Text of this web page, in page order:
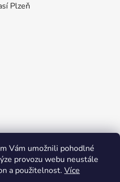
Vám umožnili pohodlné
provozu webu neustále
a použitelnost. Více
Plzeň